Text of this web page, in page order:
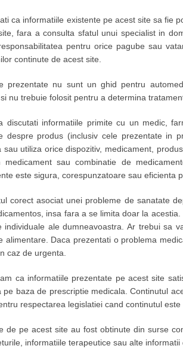
ca informatiile existente pe acest site sa fie
fara a consulta sfatul unui specialist in
pentru orice pagube sau
continute de acest site.
prezentate nu sunt un ghid pentru
nu trebuie folosit pentru a determina
discutati informatiile primite cu un medic,
despre produs (inclusiv cele prezentate in
sau utiliza orice dispozitiv, medicament,
medicament sau combinatie de
este sigura, corespunzatoare sau eficienta
corect asociat unei probleme de sanatate
insa fara a se limita doar la
individuale ale dumneavoastra. Ar trebui sa
alimentare. Daca prezentati o problema
caz de urgenta.
ca informatiile prezentate pe acest site
pe baza de prescriptie medicala. Continutul
respectarea legislatiei cand continutul este
de pe acest site au fost obtinute din surse
informatiile terapeutice sau alte